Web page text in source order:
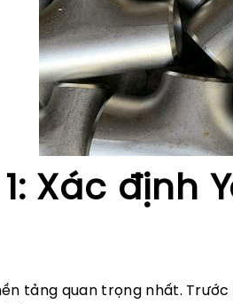
Xác định
tảng quan trọng nhất.